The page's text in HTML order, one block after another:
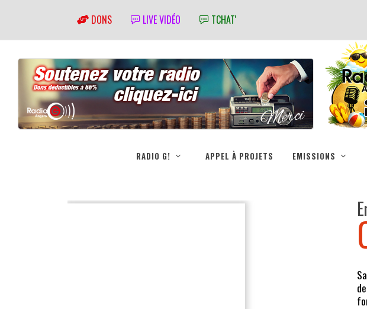
DONS LIVE VIDÉO TCHAT'
RADIO G! APPEL À PROJETS EMISSIONS